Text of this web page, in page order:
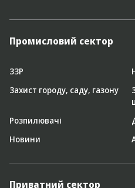
Промисловий сектор
ЗЗР
Захист городу, саду, газону
Розпилювачі
Новини
Приватний сектор